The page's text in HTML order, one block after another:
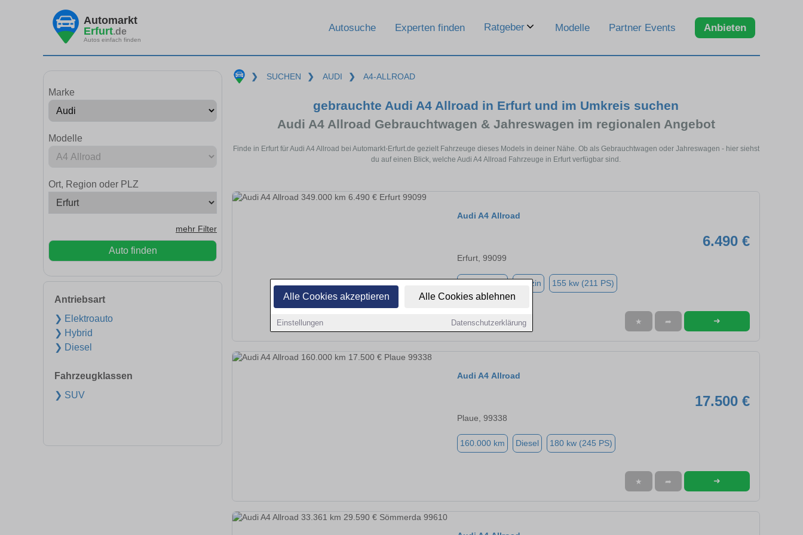
Alle Cookies akzeptieren Alle Cookies ablehnen
Einstellungen Datenschutzerklärung
Automarkt
Erfurt.de
Autos einfach finden
Autosuche Experten finden Ratgeber Modelle Partner Events Anbieten
Marke
Modelle
Ort, Region oder PLZ
mehr Filter
Auto finden
Antriebsart
❯ Elektroauto
❯ Hybrid
❯ Diesel
Fahrzeugklassen
❯ SUV
❯ SUCHEN ❯ AUDI ❯ A4-ALLROAD
gebrauchte Audi A4 Allroad in Erfurt und im Umkreis suchen
Audi A4 Allroad Gebrauchtwagen & Jahreswagen im regionalen Angebot
Finde in Erfurt für Audi A4 Allroad bei Automarkt-Erfurt.de gezielt Fahrzeuge dieses Models in deiner Nähe. Ob als Gebrauchtwagen oder Jahreswagen - hier siehst
du auf einen Blick, welche Audi A4 Allroad Fahrzeuge in Erfurt verfügbar sind.
Audi A4 Allroad
6.490 €
Erfurt, 99099
Benzin 155 kw (211 PS)
★ ➦ ➜
Audi A4 Allroad
17.500 €
Plaue, 99338
160.000 km Diesel 180 kw (245 PS)
★ ➦ ➜